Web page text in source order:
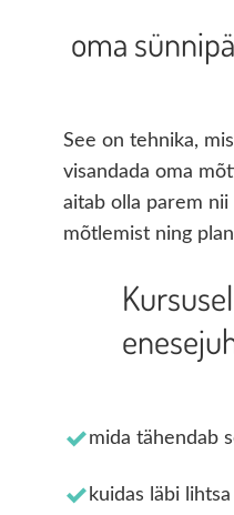
oma
See on tehnika,
visandada oma
aitab olla parem nii
mõtlemist ning
mida tähendab
kuidas läbi